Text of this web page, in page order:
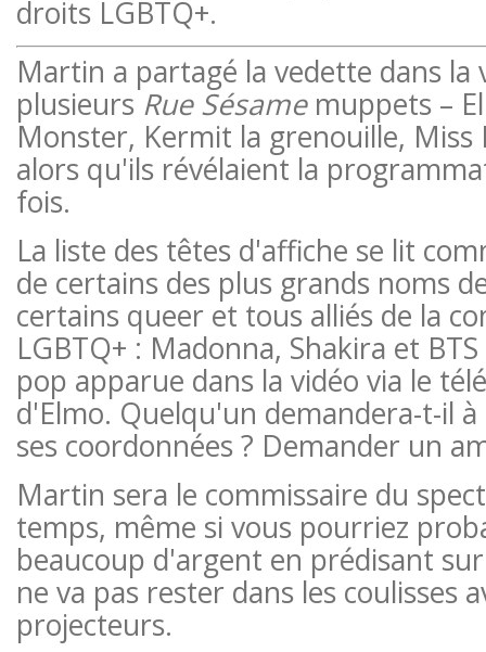
droits LGBTQ+.
Martin a partagé la vedette dans la
plusieursRue Sésame muppets –
Monster, Kermit la grenouille, Miss
alors qu'ils révélaient la
fois.
La liste des têtes d'affiche se lit
de certains des plus grands noms
certains queer et tous alliés de la
LGBTQ+ : Madonna, Shakira et
pop apparue dans la vidéo via le
d'Elmo. Quelqu'un demandera-t-il
ses coordonnées ? Demander un
Martin sera le commissaire du
temps, même si vous pourriez
beaucoup d'argent en prédisant
ne va pas rester dans les coulisses
projecteurs.